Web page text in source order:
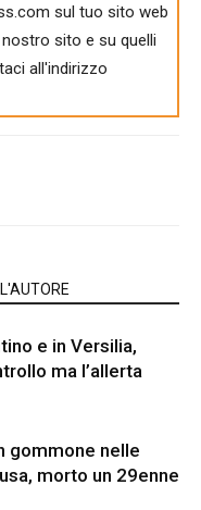
sul tuo sito web
sito e su quelli
all'indirizzo
e in Versilia,
ma l’allerta
gommone nelle
morto un 29enne